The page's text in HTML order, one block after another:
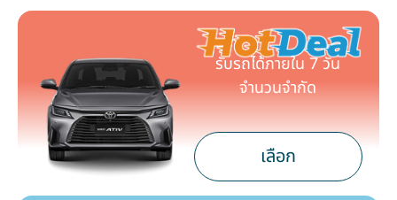
รับรถได้ภายใน 7 วัน
จำนวนจำกัด
เลือก